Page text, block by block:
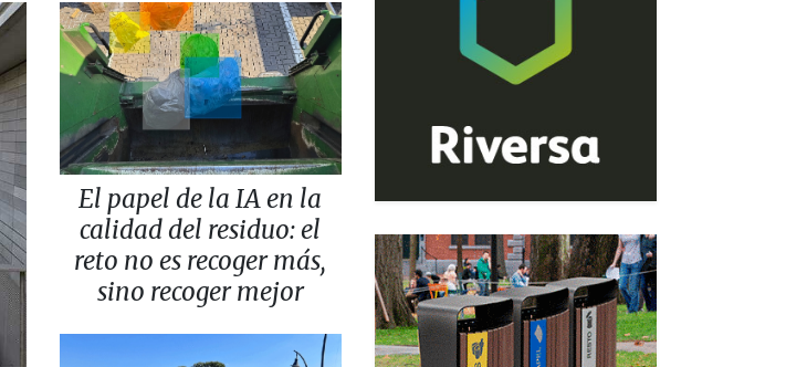
El papel de la IA en la
calidad del residuo: el
reto no es recoger más,
sino recoger mejor